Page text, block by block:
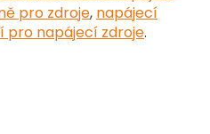
pro zdroje, napájecí
pro napájecí zdroje.